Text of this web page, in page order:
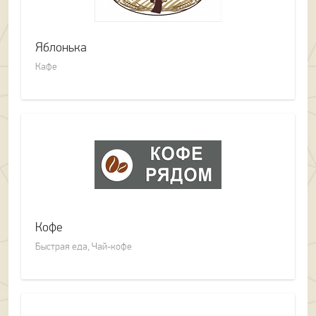
Яблонька
Кафе
Кофе
Быстрая еда, Чай-кофе